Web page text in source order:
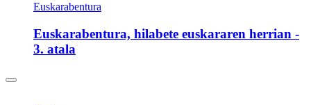
Euskarabentura
Euskarabentura, hilabete euskararen herrian -
3. atala